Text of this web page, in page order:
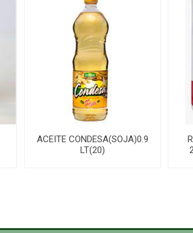
ACEITE CONDESA(SOJA)0.9
LT(20)